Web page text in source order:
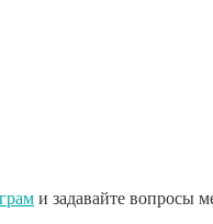
и задавайте вопросы